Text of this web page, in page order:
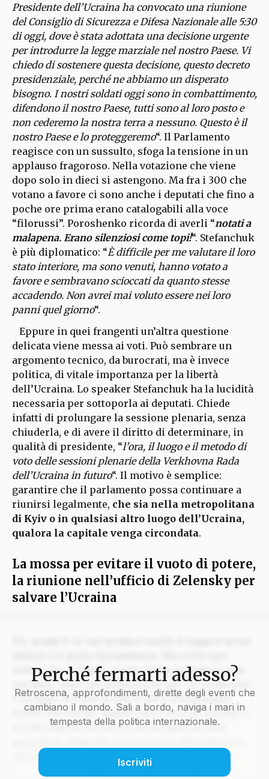
Presidente dell’Ucraina ha convocato una riunione
del Consiglio di Sicurezza e Difesa Nazionale alle 5:30
di oggi, dove è stata adottata una decisione urgente
per introdurre la legge marziale nel nostro Paese. Vi
chiedo di sostenere questa decisione, questo decreto
presidenziale, perché ne abbiamo un disperato
bisogno. I nostri soldati oggi sono in combattimento,
difendono il nostro Paese, tutti sono al loro posto e
non cederemo la nostra terra a nessuno. Questo è il
nostro Paese e lo proteggeremo“. Il Parlamento
reagisce con un sussulto, sfoga la tensione in un
applauso fragoroso. Nella votazione che viene
dopo solo in dieci si astengono. Ma fra i 300 che
votano a favore ci sono anche i deputati che fino a
poche ore prima erano catalogabili alla voce
“filorussi”. Poroshenko ricorda di averli “notati a
malapena. Erano silenziosi come topi!“. Stefanchuk
è più diplomatico: “È difficile per me valutare il loro
stato interiore, ma sono venuti, hanno votato a
favore e sembravano scioccati da quanto stesse
accadendo. Non avrei mai voluto essere nei loro
panni quel giorno“.
Eppure in quei frangenti un’altra questione
delicata viene messa ai voti. Può sembrare un
argomento tecnico, da burocrati, ma è invece
politica, di vitale importanza per la libertà
dell’Ucraina. Lo speaker Stefanchuk ha la lucidità
necessaria per sottoporla ai deputati. Chiede
infatti di prolungare la sessione plenaria, senza
chiuderla, e di avere il diritto di determinare, in
qualità di presidente, “l’ora, il luogo e il metodo di
voto delle sessioni plenarie della Verkhovna Rada
dell’Ucraina in futuro“. Il motivo è semplice:
garantire che il parlamento possa continuare a
riunirsi legalmente, che sia nella metropolitana
di Kyiv o in qualsiasi altro luogo dell’Ucraina,
qualora la capitale venga circondata.
La mossa per evitare il vuoto di potere,
la riunione nell’ufficio di Zelensky per
salvare l’Ucraina
veliero che si rispetti, anche il Blog custodisce nelle
sue stive i tesori più preziosi solo per chi ha davvero
il coraggio di issare le vele e unirsi all’equipaggio.
Quello che stai per leggere non è solo un articolo: è
la rotta segreta tracciata sulla pergamena della
silenzi che parlano più di mille colpi di cannone.
Perché fermarti adesso?
Retroscena, approfondimenti, dirette degli eventi che
cambiano il mondo. Sali a bordo, naviga i mari in
tempesta della politica internazionale.
Iscriviti